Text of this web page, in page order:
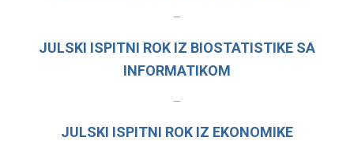
–
JULSKI ISPITNI ROK IZ BIOSTATISTIKE SA
INFORMATIKOM
–
JULSKI ISPITNI ROK IZ EKONOMIKE